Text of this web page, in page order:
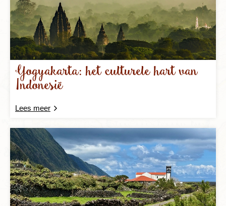
Yogyakarta: het culturele hart van
Indonesië
Lees meer